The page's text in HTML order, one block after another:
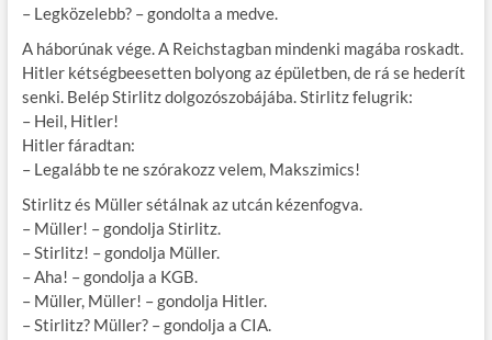
– Legközelebb? – gondolta a medve.
A háborúnak vége. A Reichstagban mindenki magába roskadt.
Hitler kétségbeesetten bolyong az épületben, de rá se hederít
senki. Belép Stirlitz dolgozószobájába. Stirlitz felugrik:
– Heil, Hitler!
Hitler fáradtan:
– Legalább te ne szórakozz velem, Makszimics!
Stirlitz és Müller sétálnak az utcán kézenfogva.
– Müller! – gondolja Stirlitz.
– Stirlitz! – gondolja Müller.
– Aha! – gondolja a KGB.
– Müller, Müller! – gondolja Hitler.
– Stirlitz? Müller? – gondolja a CIA.